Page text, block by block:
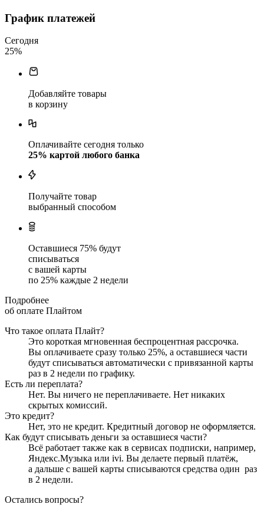
График платежей
Сегодня
25%
Добавляйте товары
в корзину
Оплачивайте сегодня только
25% картой любого банка
Получайте товар
выбранный способом
Оставшиеся 75% будут
списываться
с вашей карты
по 25% каждые 2 недели
Подробнее
об оплате Плайтом
Что такое оплата Плайт?
Это короткая мгновенная беспроцентная рассрочка.
Вы оплачиваете сразу только 25%, а оставшиеся части
будут списываться автоматически с привязанной карты
раз в 2 недели по графику.
Есть ли переплата?
Нет. Вы ничего не переплачиваете. Нет никаких
скрытых комиссий.
Это кредит?
Нет, это не кредит. Кредитный договор не оформляется.
Как будут списывать деньги за оставшиеся части?
Всё работает также как в сервисах подписки, например,
Яндекс.Музыка или ivi. Вы делаете первый платёж,
а дальше с вашей карты списываются средства один раз
в 2 недели.
Остались вопросы?